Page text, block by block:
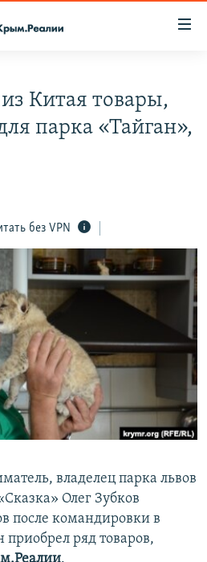
11 ИСТОРИЙ СОПРОТИВЛЕНИЯ
Китая товары,
парка «Тайган»,
без VPN
владелец парка львов
Олег Зубков
после командировки в
ряд товаров,